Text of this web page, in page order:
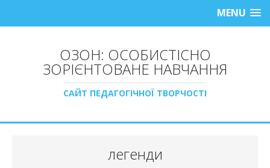
MENU
ОЗОН: ОСОБИСТІСНО
ЗОРІЄНТОВАНЕ НАВЧАННЯ
САЙТ ПЕДАГОГІЧНОЇ ТВОРЧОСТІ
легенди